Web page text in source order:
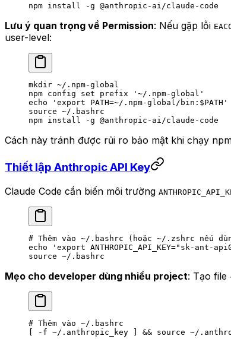
npm install -g @anthropic-ai/claude-code
Lưu ý quan trọng về Permission: Nếu gặp lỗi
user-level:
mkdir ~/.npm-global
npm config set prefix '~/.npm-global'
echo 'export PATH=~/.npm-global/bin:$PATH'
source ~/.bashrc
npm install -g @anthropic-ai/claude-code
Cách này tránh được rủi ro bảo mật khi chạy
Thiết lập Anthropic API Key
Claude Code cần biến môi trường
# Thêm vào ~/.bashrc (hoặc ~/.zshrc nếu
echo 'export ANTHROPIC_API_KEY="sk-ant-
source ~/.bashrc
Mẹo cho developer dùng nhiều project: Tạo file
# Thêm vào ~/.bashrc
-f ~/.anthropic_key ] && source ~/